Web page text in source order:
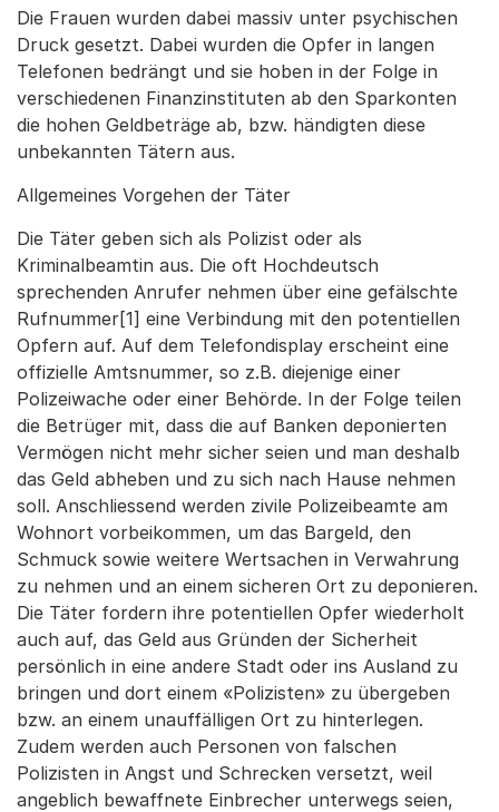
Die Frauen wurden dabei massiv unter psychischen
Druck gesetzt. Dabei wurden die Opfer in langen
Telefonen bedrängt und sie hoben in der Folge in
verschiedenen Finanzinstituten ab den Sparkonten
die hohen Geldbeträge ab, bzw. händigten diese
unbekannten Tätern aus.
Allgemeines Vorgehen der Täter
Die Täter geben sich als Polizist oder als
Kriminalbeamtin aus. Die oft Hochdeutsch
sprechenden Anrufer nehmen über eine gefälschte
Rufnummer[1] eine Verbindung mit den potentiellen
Opfern auf. Auf dem Telefondisplay erscheint eine
offizielle Amtsnummer, so z.B. diejenige einer
Polizeiwache oder einer Behörde. In der Folge teilen
die Betrüger mit, dass die auf Banken deponierten
Vermögen nicht mehr sicher seien und man deshalb
das Geld abheben und zu sich nach Hause nehmen
soll. Anschliessend werden zivile Polizeibeamte am
Wohnort vorbeikommen, um das Bargeld, den
Schmuck sowie weitere Wertsachen in Verwahrung
zu nehmen und an einem sicheren Ort zu deponieren.
Die Täter fordern ihre potentiellen Opfer wiederholt
auch auf, das Geld aus Gründen der Sicherheit
persönlich in eine andere Stadt oder ins Ausland zu
bringen und dort einem «Polizisten» zu übergeben
bzw. an einem unauffälligen Ort zu hinterlegen.
Zudem werden auch Personen von falschen
Polizisten in Angst und Schrecken versetzt, weil
angeblich bewaffnete Einbrecher unterwegs seien,